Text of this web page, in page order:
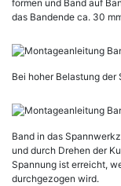
formen und Band auf
das Bandende ca. 30
Bei hoher Belastung
Band in das
und durch Drehen der
Spannung ist erreicht,
durchgezogen wird.